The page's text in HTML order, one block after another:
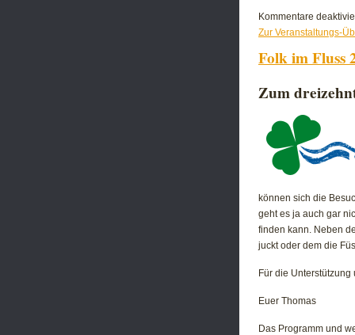
Kommentare
Zur Veranstaltungs-
Folk im Fluss
Zum
können sich die
geht es ja auch gar
finden kann. Neben
juckt oder dem die
Für die
Euer Thomas
Das Programm und